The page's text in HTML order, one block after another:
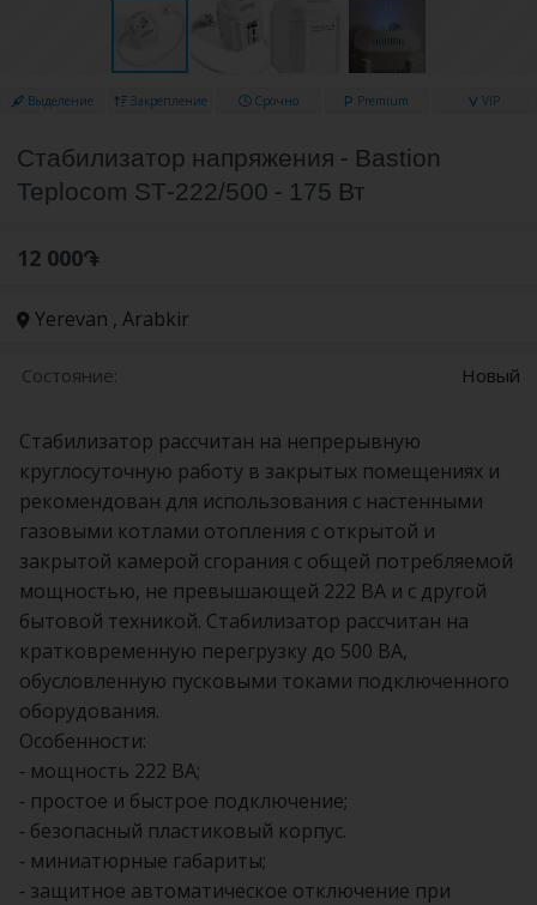
Выделение Закрепление Срочно Premium VIP
Стабилизатор напряжения - Bastion
Teplocom ST-222/500 - 175 Вт
12 000֏
Yerevan , Arabkir
Состояние: Новый
Стабилизатор рассчитан на непрерывную
круглосуточную работу в закрытых помещениях и
рекомендован для использования с настенными
газовыми котлами отопления с открытой и
закрытой камерой сгорания с общей потребляемой
мощностью, не превышающей 222 ВА и с другой
бытовой техникой. Стабилизатор рассчитан на
кратковременную перегрузку до 500 ВА,
обусловленную пусковыми токами подключенного
оборудования.
Особенности:
- мощность 222 ВА;
- простое и быстрое подключение;
- безопасный пластиковый корпус.
- миниатюрные габариты;
- защитное автоматическое отключение при